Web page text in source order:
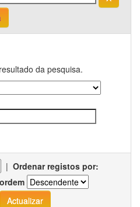
da pesquisa.
| Ordenar registos por: